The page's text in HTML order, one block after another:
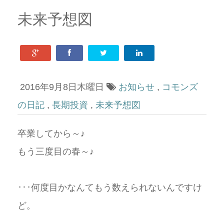
未来予想図
2016年9月8日木曜日 お知らせ , コモンズ
の日記 , 長期投資 , 未来予想図
卒業してから～♪
もう三度目の春～♪
･･･何度目かなんてもう数えられないんですけ
ど。